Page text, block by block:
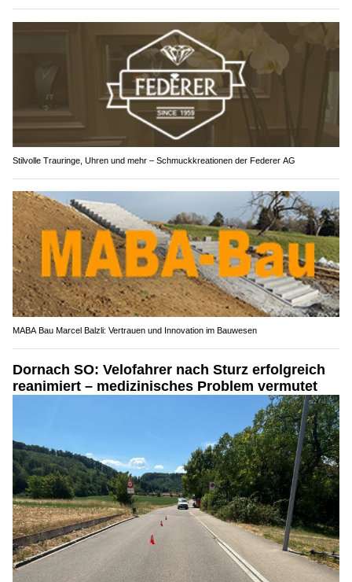
Stilvolle Trauringe, Uhren und mehr – Schmuckkreationen der Federer AG
MABA Bau Marcel Balzli: Vertrauen und Innovation im Bauwesen
Dornach SO: Velofahrer nach Sturz erfolgreich
reanimiert – medizinisches Problem vermutet